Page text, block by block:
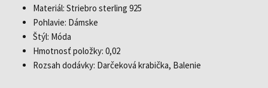
Materiál: Striebro sterling 925
Pohlavie: Dámske
Štýl: Móda
Hmotnosť položky: 0,02
Rozsah dodávky: Darčeková krabička, Balenie